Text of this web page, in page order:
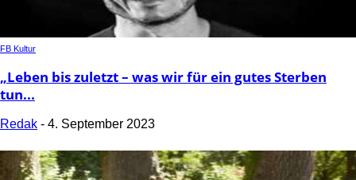
FB Kultur
„Leben bis zuletzt – was wir für ein gutes Sterben
tun...
Redak - 4. September 2023